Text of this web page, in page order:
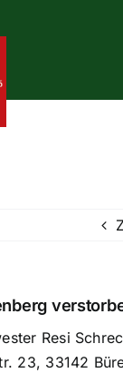
Resi
23, 33142